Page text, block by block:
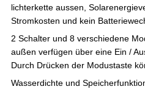
lichterkette aussen,
Stromkosten und kein
2 Schalter und 8 verschiedene
außen verfügen über eine Ein /
Durch Drücken der Modustaste
Wasserdichte und